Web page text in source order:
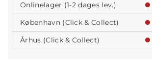
Onlinelager (1-2 dages lev.)
København (Click & Collect)
Århus (Click & Collect)